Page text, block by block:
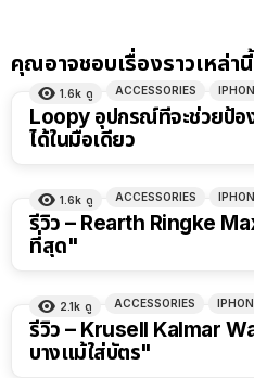
คุณอาจชอบเรื่องราวเหล่านี้
1.6k ดู ACCESSORIES
Loopy อุปกรณ์ที่จะช่วยป้อ
ได้ในมือเดียว
1.6k ดู ACCESSORIES
รีวิว – Rearth Ringke
ที่สุด"
2.1k ดู ACCESSORIES
รีวิว – Krusell Kalmar
บางแม้ใส่บัตร"